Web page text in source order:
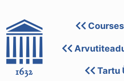
Tartu